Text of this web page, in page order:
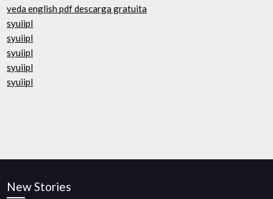
veda english pdf descarga gratuita
syuiipl
syuiipl
syuiipl
syuiipl
syuiipl
New Stories